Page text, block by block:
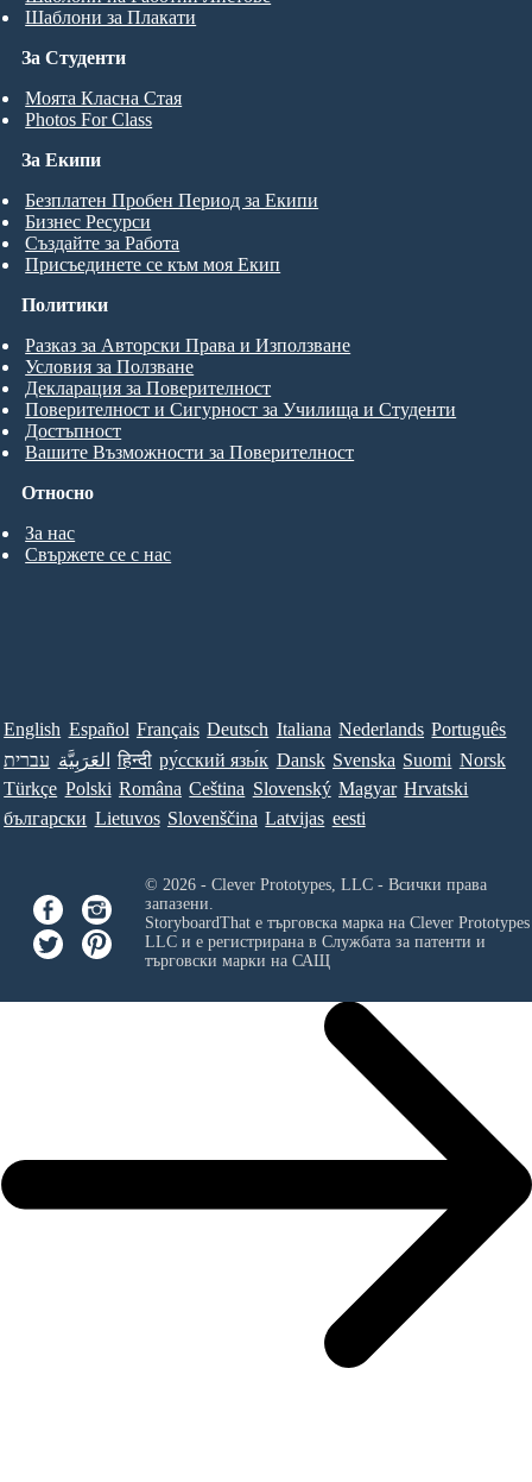
За Студенти
Моята Класна Стая
Photos For Class
Шаблони за Плакати
За Екипи
Безплатен Пробен Период за Екипи
Бизнес Ресурси
Създайте за Работа
Присъединете се към моя Екип
Относно
За нас
Свържете се с нас
Политики
Разказ за Авторски Права и Използване
Условия за Ползване
Декларация за Поверителност
Поверителност и Сигурност за Училища и Студенти
Достъпност
Вашите Възможности за Поверителност
English Español Français Deutsch Italiana Nederlands Português
עברית العَرَبِيَّة हिन्दी ру́сский язы́к Dansk Svenska Suomi Norsk
Türkçe Polski Româna Ceština Slovenský Magyar Hrvatski
български Lietuvos Slovenščina Latvijas eesti
© 2026 - Clever Prototypes, LLC - Всички права
запазени.
StoryboardThat е търговска марка на Clever
LLCи е регистрирана в Службата за патенти и
търговски марки на САЩ